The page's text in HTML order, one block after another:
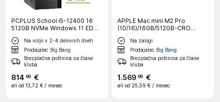
PCPLUS School i5-12400 16
512GB NVMe Windows 11 EDU
namizni računalnik
Na voljo v 2-4 delovnih dneh
Prodajalec Big Bang
Brezplačna poštnina za člane
kluba
814 99 €
ali od 13,72 € / mesec
APPLE Mac mini M2 Pro
(10/16)/16GB/512GB-CRO
namizni računalnik
Na zalogi
Prodajalec Big Bang
Brezplačna poštnina za člane
kluba
1 .569 99 €
ali od 25,59 € / mesec